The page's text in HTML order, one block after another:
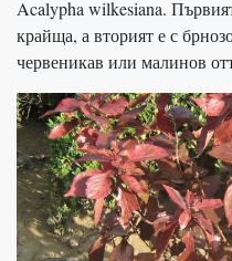
Acalypha wilkesiana.
крайща, а вторият е с
червеникав или малинов